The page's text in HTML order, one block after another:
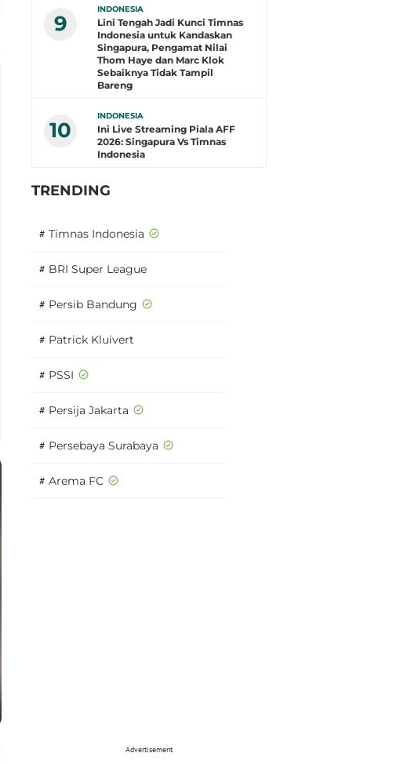
9
INDONESIA
Lini Tengah Jadi Kunci Timnas
Indonesia untuk Kandaskan
Singapura, Pengamat Nilai
Thom Haye dan Marc Klok
Sebaiknya Tidak Tampil
Bareng
10
INDONESIA
Ini Live Streaming Piala AFF
2026: Singapura Vs Timnas
Indonesia
TRENDING
# Timnas Indonesia
# BRI Super League
# Persib Bandung
# Patrick Kluivert
# PSSI
# Persija Jakarta
# Persebaya Surabaya
# Arema FC
Advertisement